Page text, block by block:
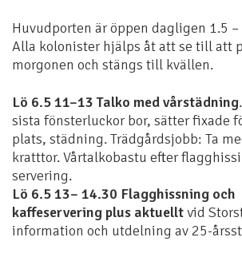
Huvudporten är öppen dagligen 1.5
Alla kolonister hjälps åt att se till att
morgonen och stängs till kvällen.
Lö 6.5 11–13 Talko med vårstädning
sista fönsterluckor bor, sätter fixade
plats, städning. Trädgårdsjobb: Ta
kratttor. Vårtalkobastu efter
servering.
Lö 6.5 13– 14.30 Flagghissning och
kaffeservering plus aktuelltvid
information och utdelning av 25-